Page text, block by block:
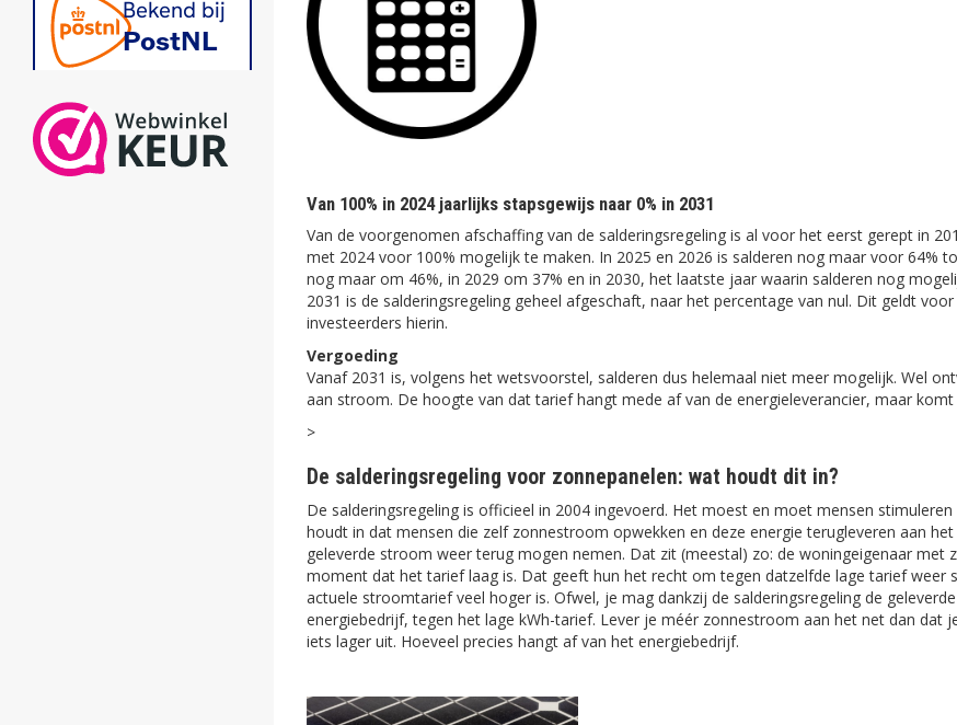
Van 100% in 2024 jaarlijks stapsgewijs naar 0% in 2031
Van de voorgenomen afschaffing van de salderingsregeling is al voor het eerst gerept in
met 2024 voor 100% mogelijk te maken. In 2025 en 2026 is salderen nog maar voor 64%
nog maar om 46%, in 2029 om 37% en in 2030, het laatste jaar waarin salderen nog
2031 is de salderingsregeling geheel afgeschaft, naar het percentage van nul. Dit geldt
investeerders hierin.
Vergoeding
Vanaf 2031 is, volgens het wetsvoorstel, salderen dus helemaal niet meer mogelijk. Wel
aan stroom. De hoogte van dat tarief hangt mede af van de energieleverancier, maar
>
De salderingsregeling voor zonnepanelen: wat houdt dit in?
De salderingsregeling is officieel in 2004 ingevoerd. Het moest en moet mensen
houdt in dat mensen die zelf zonnestroom opwekken en deze energie terugleveren aan
geleverde stroom weer terug mogen nemen. Dat zit (meestal) zo: de woningeigenaar
moment dat het tarief laag is. Dat geeft hun het recht om tegen datzelfde lage tarief
actuele stroomtarief veel hoger is. Ofwel, je mag dankzij de salderingsregeling de
energiebedrijf, tegen het lage kWh-tarief. Lever je méér zonnestroom aan het net dan
iets lager uit. Hoeveel precies hangt af van het energiebedrijf.